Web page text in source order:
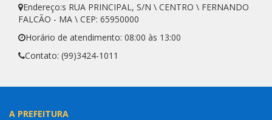
Endereço:s RUA PRINCIPAL, S/N \ CENTRO \ FERNANDO
FALCÃO - MA \ CEP: 65950000
Horário de atendimento: 08:00 às 13:00
Contato: (99)3424-1011
A PREFEITURA